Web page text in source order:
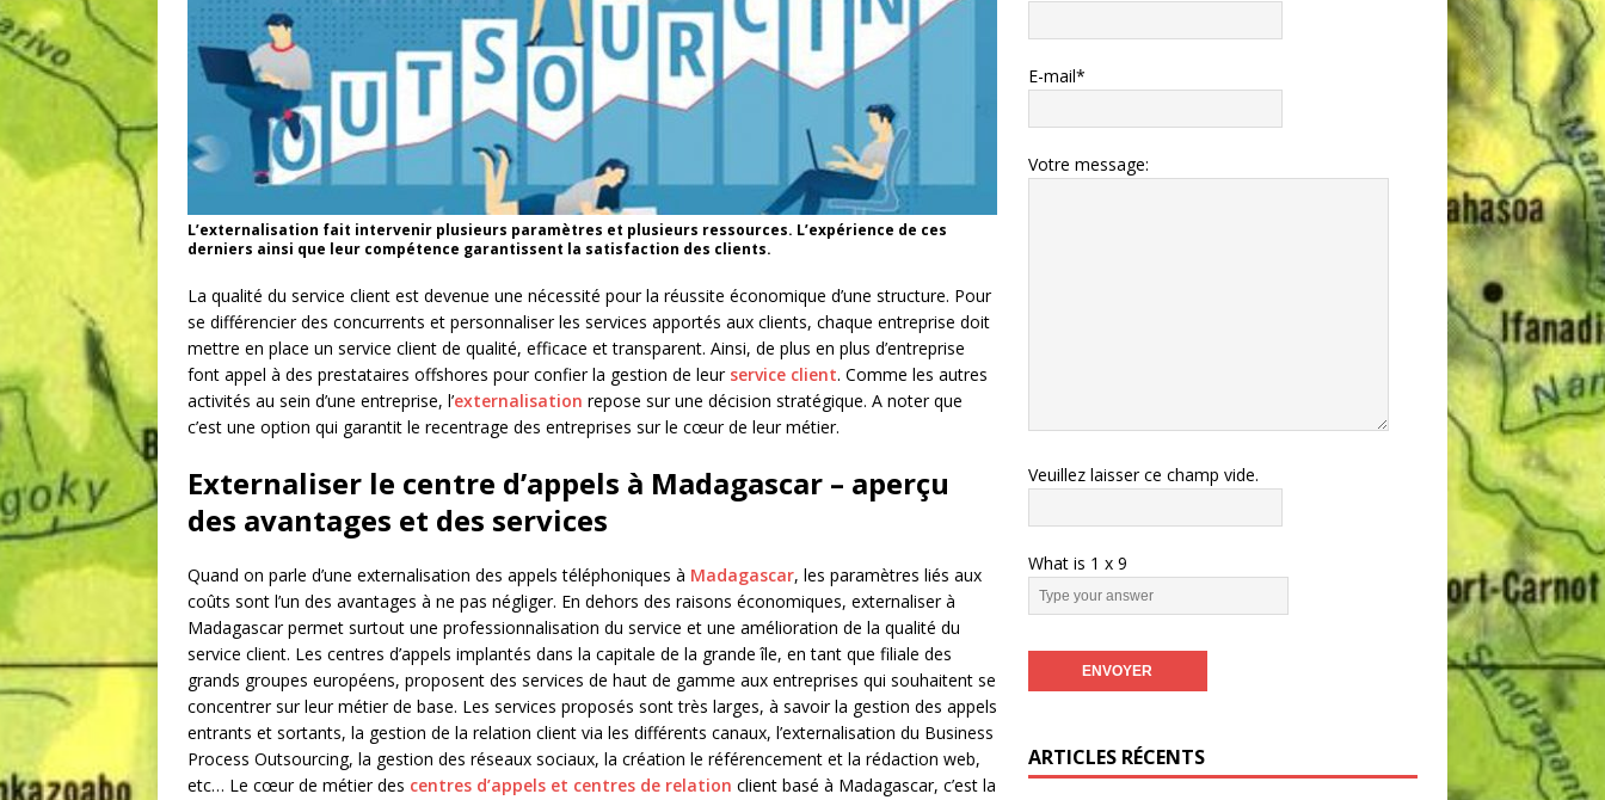
L’externalisation fait intervenir plusieurs paramètres et plusieurs ressources. L’expérience de ces
derniers ainsi que leur compétence garantissent la satisfaction des clients.
La qualité du service client est devenue une nécessité pour la réussite économique d’une structure. Pour
se différencier des concurrents et personnaliser les services apportés aux clients, chaque entreprise doit
mettre en place un service client de qualité, efficace et transparent. Ainsi, de plus en plus d’entreprise
font appel à des prestataires offshores pour confier la gestion de leur service client. Comme les autres
activités au sein d’une entreprise, l’externalisation repose sur une décision stratégique. A noter que
c’est une option qui garantit le recentrage des entreprises sur le cœur de leur métier.
Externaliser le centre d’appels à Madagascar – aperçu
des avantages et des services
Quand on parle d’une externalisation des appels téléphoniques à Madagascar, les paramètres liés aux
coûts sont l’un des avantages à ne pas négliger. En dehors des raisons économiques, externaliser à
Madagascar permet surtout une professionnalisation du service et une amélioration de la qualité du
service client. Les centres d’appels implantés dans la capitale de la grande île, en tant que filiale des
grands groupes européens, proposent des services de haut de gamme aux entreprises qui souhaitent se
concentrer sur leur métier de base. Les services proposés sont très larges, à savoir la gestion des appels
entrants et sortants, la gestion de la relation client via les différents canaux, l’externalisation du Business
Process Outsourcing, la gestion des réseaux sociaux, la création le référencement et la rédaction web,
etc… Le cœur de métier des centres d’appels et centres de relation client basé à Madagascar, c’est la
E-mail*
Votre message:
Veuillez laisser ce champ vide.
What is 1 x9
ARTICLES RÉCENTS